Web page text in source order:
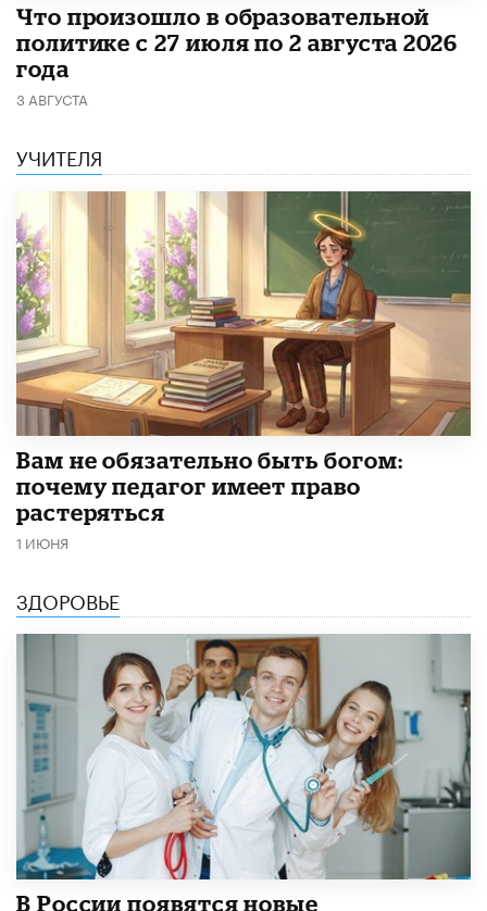
​Что произошло в образовательной
политике с 27 июля по 2 августа 2026
года
3 АВГУСТА
УЧИТЕЛЯ
​Вам не обязательно быть богом:
почему педагог имеет право
растеряться
1 ИЮНЯ
ЗДОРОВЬЕ
В России появятся новые